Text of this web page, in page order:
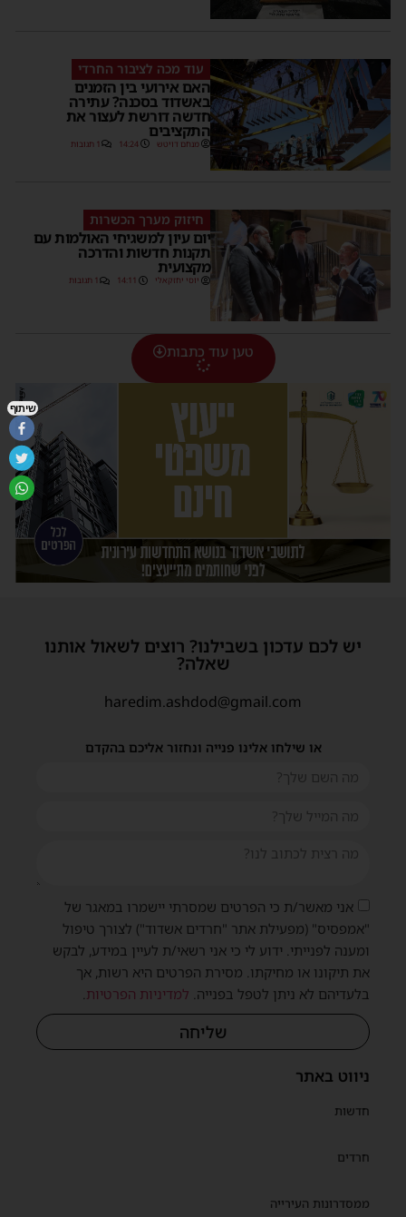
עוד מכה לציבור החרדי
האם אירועי בין הזמנים
באשדוד בסכנה? עתירה
חדשה דורשת לעצור את
התקציבים
מנחם דויטש 14:24 1 תגובות
חיזוק מערך הכשרות
יום עיון למשגיחי האולמות עם
תקנות חדשות והדרכה
מקצועית
יוסי יחזקאלי 14:11 1 תגובות
טען עוד כתבות
ניווט באתר
חדשות
חרדים
ממסדרונות העירייה
יש לכם עדכון בשבילנו? רוצים לשאול אותנו
שאלה?
haredim.ashdod@gmail.com
או שילחו אלינו פנייה ונחזור אליכם בהקדם
אני מאשר/ת כי הפרטים שמסרתי יישמרו במאגר של
"אמפסיס" (מפעילת אתר "חרדים אשדוד") לצורך טיפול
ומענה לפנייתי. ידוע לי כי אני רשאי/ת לעיין במידע, לבקש
את תיקונו או מחיקתו. מסירת הפרטים היא רשות, אך
בלעדיהם לא ניתן לטפל בפנייה. למדיניות הפרטיות
שליחה
שיתוף